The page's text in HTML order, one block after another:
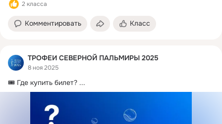
2 класса
Комментировать Класс
ТРОФЕИ СЕВЕРНОЙ ПАЛЬМИРЫ 2025
8 ноя 2025
🎟 Где купить билет? ...